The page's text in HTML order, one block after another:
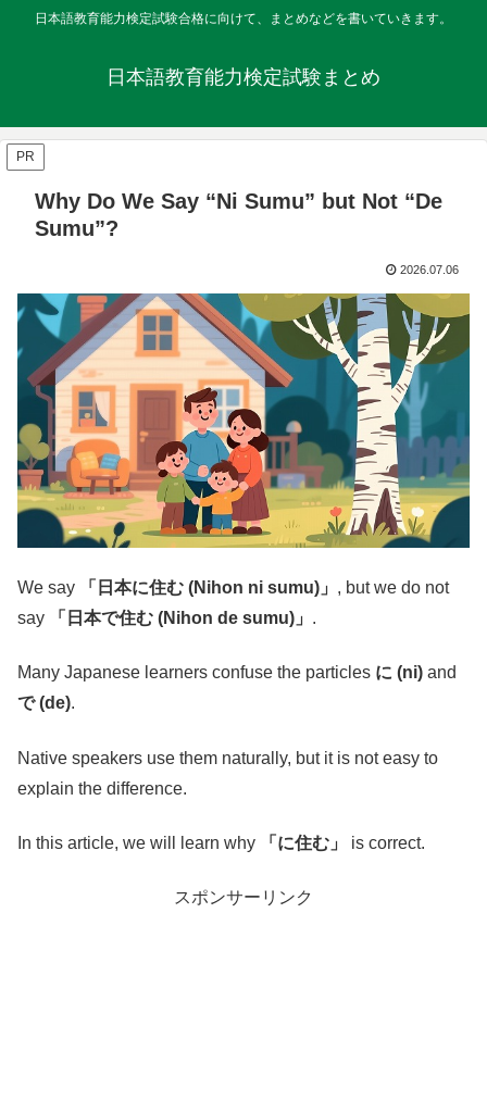
日本語教育能力検定試験合格に向けて、まとめなどを書いていきます。
日本語教育能力検定試験まとめ
PR
Why Do We Say “Ni Sumu” but Not “De
Sumu”?
2026.07.06
We say 「日本に住む (Nihon ni sumu)」 , but we do not
say
「日本で住む (Nihon de sumu)」 .
Many Japanese learners confuse the particles に (ni) and
で (de).
Native speakers use them naturally, but it is not easy to
explain the difference.
In this article, we will learn why 「に住む」 is correct.
スポンサーリンク